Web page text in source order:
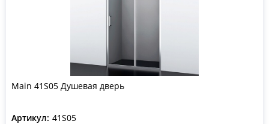
Main 41S05 Душевая дверь
Артикул: 41S05